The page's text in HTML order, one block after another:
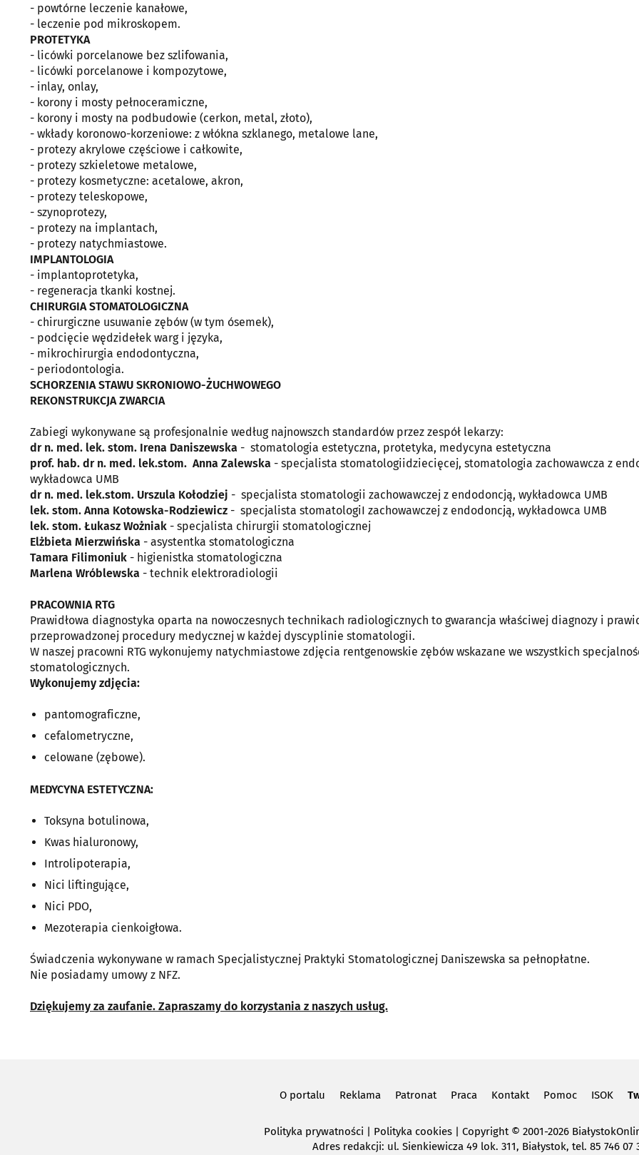
- powtórne leczenie kanałowe,
- leczenie pod mikroskopem.
PROTETYKA
- licówki porcelanowe bez szlifowania,
- licówki porcelanowe i kompozytowe,
- inlay, onlay,
- korony i mosty pełnoceramiczne,
- korony i mosty na podbudowie (cerkon, metal, złoto),
- wkłady koronowo-korzeniowe: z włókna szklanego, metalowe lane,
- protezy akrylowe częściowe i całkowite,
- protezy szkieletowe metalowe,
- protezy kosmetyczne: acetalowe, akron,
- protezy teleskopowe,
- szynoprotezy,
- protezy na implantach,
- protezy natychmiastowe.
IMPLANTOLOGIA
- implantoprotetyka,
- regeneracja tkanki kostnej.
CHIRURGIA STOMATOLOGICZNA
- chirurgiczne usuwanie zębów (w tym ósemek),
- podcięcie wędzidełek warg i języka,
- mikrochirurgia endodontyczna,
- periodontologia.
SCHORZENIA STAWU SKRONIOWO-ŻUCHWOWEGO
REKONSTRUKCJA ZWARCIA
Zabiegi wykonywane są profesjonalnie według najnowszch standardów przez zespół lekarzy:
dr n. med. lek. stom. Irena Daniszewska - stomatologia estetyczna, protetyka, medycyna estetyczna
prof. hab. dr n. med. lek.stom. Anna Zalewska - specjalista stomatologiidziecięcej, stomatologia zachowawcza z
wykładowca UMB
dr n. med. lek.stom. Urszula Kołodziej - specjalista stomatologii zachowawczej z endodoncją, wykładowca UMB
lek. stom. Anna Kotowska-Rodziewicz - specjalista stomatologiI zachowawczej z endodoncją, wykładowca UMB
lek. stom. Łukasz Wożniak - specjalista chirurgii stomatologicznej
Elżbieta Mierzwińska - asystentka stomatologiczna
Tamara Filimoniuk - higienistka stomatologiczna
Marlena Wróblewska - technik elektroradiologii
PRACOWNIA RTG
Prawidłowa diagnostyka oparta na nowoczesnych technikach radiologicznych to gwarancja właściwej diagnozy i
przeprowadzonej procedury medycznej w każdej dyscyplinie stomatologii.
W naszej pracowni RTG wykonujemy natychmiastowe zdjęcia rentgenowskie zębów wskazane we wszystkich
stomatologicznych.
Wykonujemy zdjęcia:
pantomograficzne,
cefalometryczne,
celowane (zębowe).
MEDYCYNA ESTETYCZNA:
Toksyna botulinowa,
Kwas hialuronowy,
Introlipoterapia,
Nici liftingujące,
Nici PDO,
Mezoterapia cienkoigłowa.
Świadczenia wykonywane w ramach Specjalistycznej Praktyki Stomatologicznej Daniszewska sa pełnopłatne.
Nie posiadamy umowy z NFZ.
Dziękujemy za zaufanie. Zapraszamy do korzystania z naszych usług.
O portalu Reklama Patronat Praca Kontakt Pomoc ISOK
Polityka prywatności | Polityka cookies Copyright© 2001-2026
Adres redakcji: ul. Sienkiewicza 49 lok. 311, Białystok, tel. 85 746 07